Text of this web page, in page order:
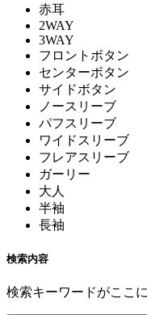
赤耳
2WAY
3WAY
フロントボタン
センターボタン
サイドボタン
ノースリーブ
パフスリーブ
ワイドスリーブ
フレアスリーブ
ガーリー
大人
半袖
長袖
検索内容
検索キーワードがここ